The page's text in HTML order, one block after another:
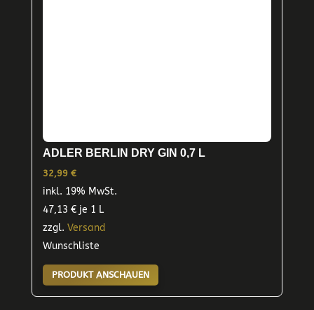
ADLER BERLIN DRY GIN 0,7 L
32,99 €
inkl. 19% MwSt.
47,13 €je 1 L
zzgl. Versand
Wunschliste
PRODUKT ANSCHAUEN